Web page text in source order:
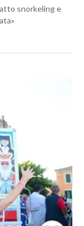
snorkeling e